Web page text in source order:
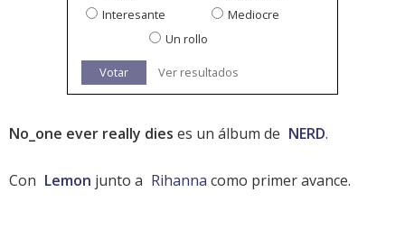
Interesante
Mediocre
Un rollo
Votar Ver resultados
No_one ever really dies es un álbum de NERD.
Con Lemon junto a Rihanna como primer avance.